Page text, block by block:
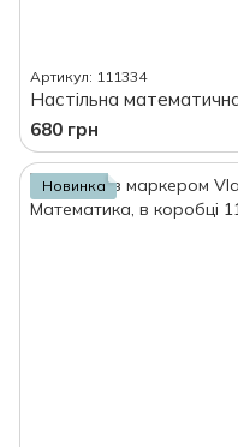
Артикул: 111334
680 грн
Новинка